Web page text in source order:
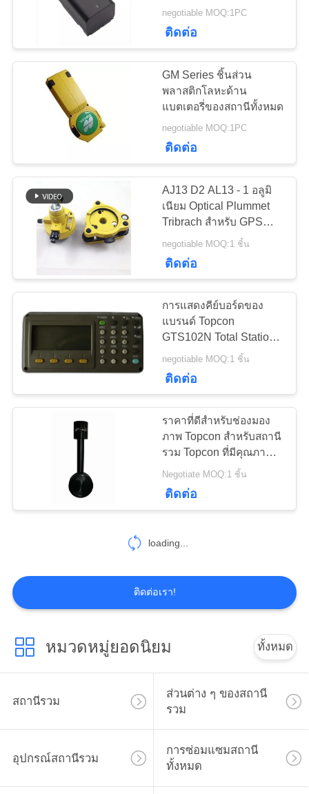
PRIVACY
POLICY
กล้องวัดมุมดิจิตอล
อิเล็กทรอนิกส์
46
ระดับอัตโนมัติ
34
ระดับอัตโนมัติแบบ
ดิจิตอล
ซอฟต์แวร์สำรวจ
ที่ดิน
10
อะไหล่กล้องวัด
12
Es100 OS100 Ds100AC
negotiable MOQ:1PC
ติดต่อ
GM Series ชิ้นส่วน
พลาสติกโลหะด้าน
แบตเตอรี่ของสถานีทั้งหมด
negotiable MOQ:1PC
ติดต่อ
AJ13 D2 AL13 - 1 อลูมิ
เนียม Optical Plummet
Tribrach สำหรับ GPS
Total Station
negotiable MOQ:1 ชิ้น
ติดต่อ
การแสดงคีย์บอร์ดของ
แบรนด์ Topcon
GTS102N Total Station
Topcon
negotiable MOQ:1 ชิ้น
ติดต่อ
ราคาที่ดีสำหรับช่องมอง
ภาพ Topcon สำหรับสถานี
รวม Topcon ที่มีคุณภาพ
สูง
Negotiate MOQ:1 ชิ้น
ติดต่อ
loading...
ติดต่อเรา!
หมวดหมู่ยอดนิยม ทั้งหมด
สถานีรวม
ส่วนต่าง ๆ ของสถานี
รวม
อุปกรณ์สถานีรวม
การซ่อมแซมสถานี
ทั้งหมด